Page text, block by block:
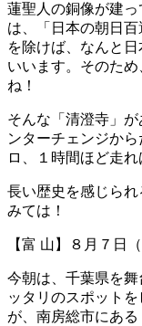
蓮聖人の銅像が建
は、「日本の朝日
を除けば、なんと
いいます。そのた
ね！
そんな「清澄寺」
ンターチェンジか
ロ、１時間ほど走れ
長い歴史を感じら
みては！
【富 山】８月７日（
今朝は、千葉県を
ッタリのスポット
が、南房総市にあ